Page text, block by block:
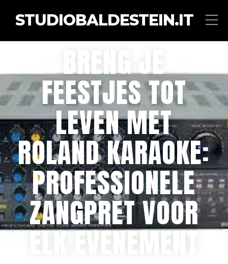
STUDIOBALDESTEIN.IT
BRENG JE
FEESTJES TOT
LEVEN MET
ROLAND KARAOKE:
PROFESSIONELE
ZANGPRET VOOR
ELK EVENEMENT